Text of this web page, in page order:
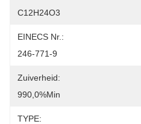
C12H24O3
EINECS Nr.:
246-771-9
Zuiverheid:
990,0%min
TYPE: